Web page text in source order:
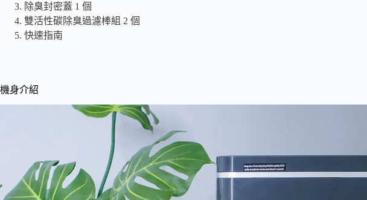
除臭封密蓋 1 個
雙活性碳除臭過濾棒組 2 個
快速指南
機身介紹